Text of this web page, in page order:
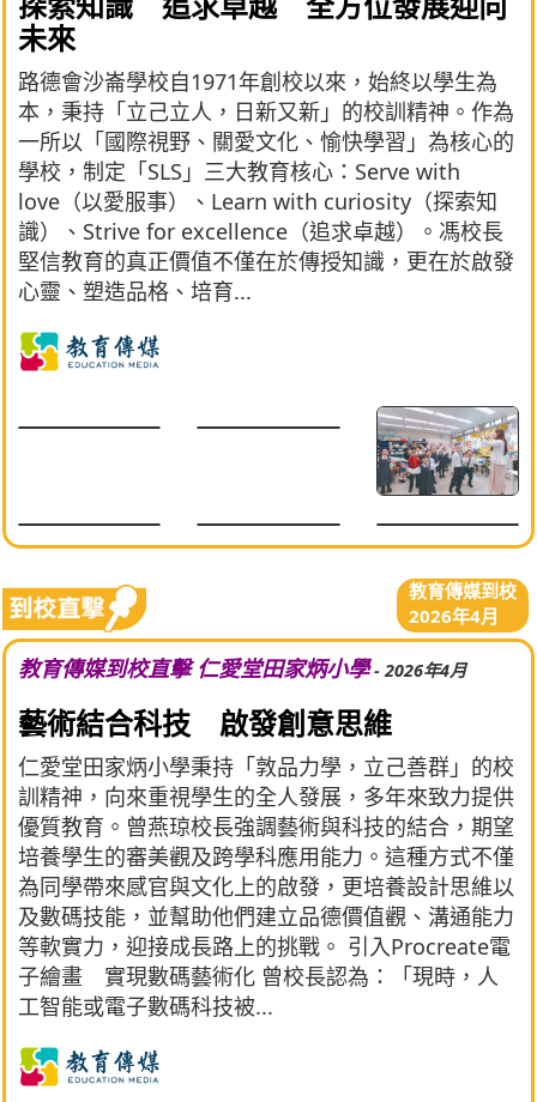
未來
路德會沙崙學校自1971年創校以來，始終以學生為
本，秉持「立己立人，日新又新」的校訓精神。作為
一所以「國際視野、關愛文化、愉快學習」為核心的
學校，制定「SLS」三大教育核心：Serve with
love（以愛服事）、Learn with curiosity（探索知
識）、Strive for excellence（追求卓越）。馮校長
堅信教育的真正價值不僅在於傳授知識，更在於啟發
心靈、塑造品格、培育...
教育傳媒到校
2026年4月
教育傳媒到校直擊 仁愛堂田家炳小學- 2026年4月
藝術結合科技 啟發創意思維
仁愛堂田家炳小學秉持「敦品力學，立己善群」的校
訓精神，向來重視學生的全人發展，多年來致力提供
優質教育。曾燕琼校長強調藝術與科技的結合，期望
培養學生的審美觀及跨學科應用能力。這種方式不僅
為同學帶來感官與文化上的啟發，更培養設計思維以
及數碼技能，並幫助他們建立品德價值觀、溝通能力
等軟實力，迎接成長路上的挑戰。 引入Procreate電
子繪畫 實現數碼藝術化 曾校長認為：「現時，人
工智能或電子數碼科技被...